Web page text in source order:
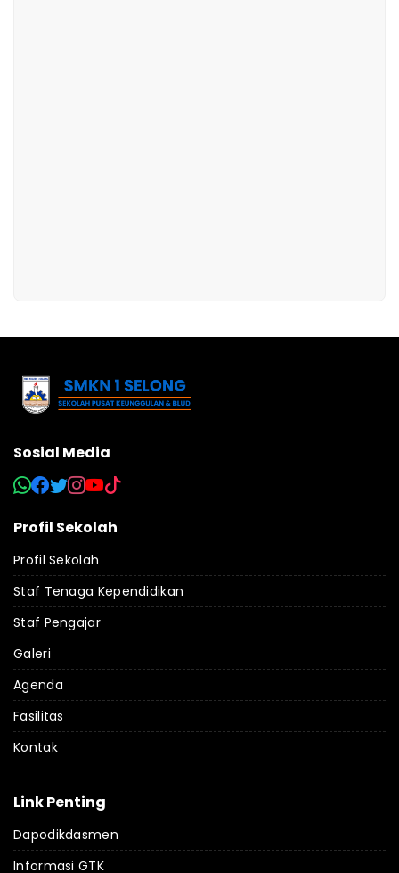
Sosial Media
Profil Sekolah
Profil Sekolah
Staf Tenaga Kependidikan
Staf Pengajar
Galeri
Agenda
Fasilitas
Kontak
Link Penting
Dapodikdasmen
Informasi GTK